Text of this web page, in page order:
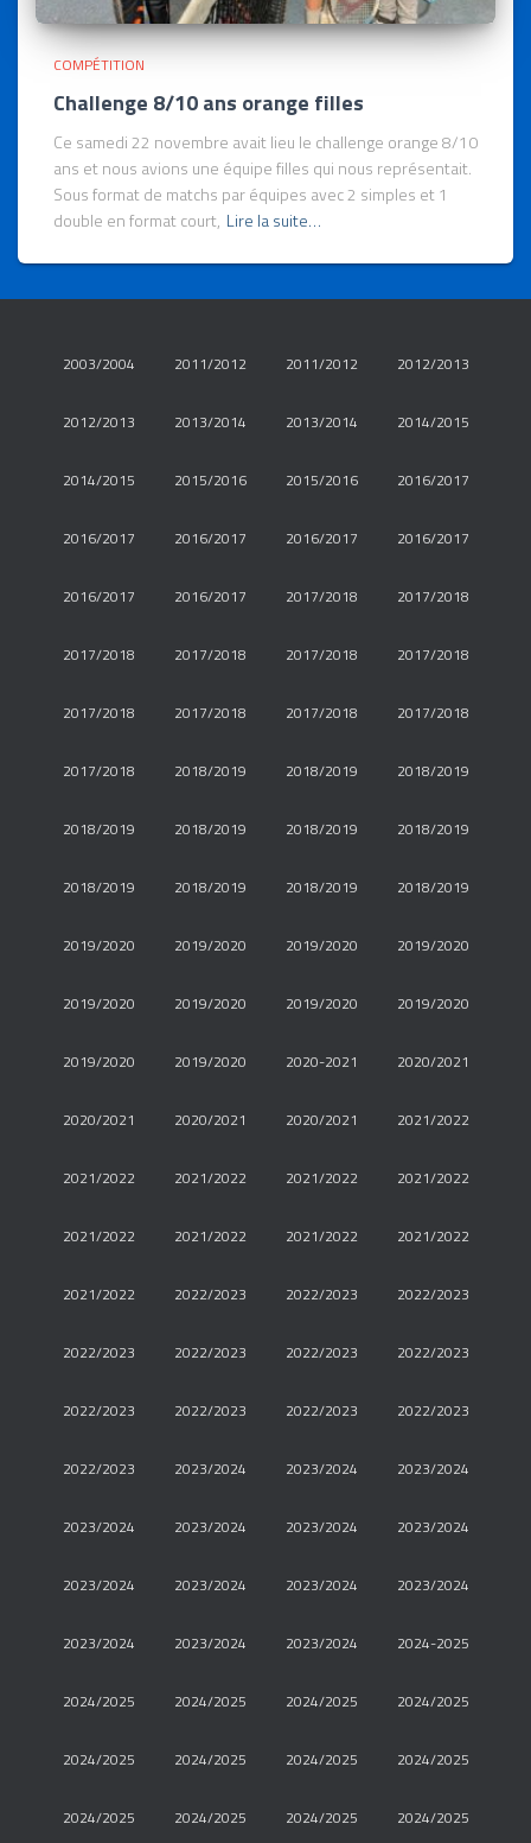
COMPÉTITION
Challenge 8/10 ans orange filles
Ce samedi 22 novembre avait lieu le challenge orange 8/10
ans et nous avions une équipe filles qui nous représentait.
Sous format de matchs par équipes avec 2 simples et 1
double en format court, Lire la suite…
2003/2004 2011/2012 2011/2012 2012/2013
2012/2013 2013/2014 2013/2014 2014/2015
2014/2015 2015/2016 2015/2016 2016/2017
2016/2017 2016/2017 2016/2017 2016/2017
2016/2017 2016/2017 2017/2018 2017/2018
2017/2018 2017/2018 2017/2018 2017/2018
2017/2018 2017/2018 2017/2018 2017/2018
2017/2018 2018/2019 2018/2019 2018/2019
2018/2019 2018/2019 2018/2019 2018/2019
2018/2019 2018/2019 2018/2019 2018/2019
2019/2020 2019/2020 2019/2020 2019/2020
2019/2020 2019/2020 2019/2020 2019/2020
2019/2020 2019/2020 2020-2021 2020/2021
2020/2021 2020/2021 2020/2021 2021/2022
2021/2022 2021/2022 2021/2022 2021/2022
2021/2022 2021/2022 2021/2022 2021/2022
2021/2022 2022/2023 2022/2023 2022/2023
2022/2023 2022/2023 2022/2023 2022/2023
2022/2023 2022/2023 2022/2023 2022/2023
2022/2023 2023/2024 2023/2024 2023/2024
2023/2024 2023/2024 2023/2024 2023/2024
2023/2024 2023/2024 2023/2024 2023/2024
2023/2024 2023/2024 2023/2024 2024-2025
2024/2025 2024/2025 2024/2025 2024/2025
2024/2025 2024/2025 2024/2025 2024/2025
2024/2025 2024/2025 2024/2025 2024/2025